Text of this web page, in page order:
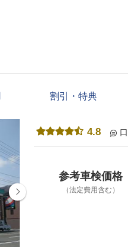
割引・特典
4.8
参考車検価格
（法定費用含む）